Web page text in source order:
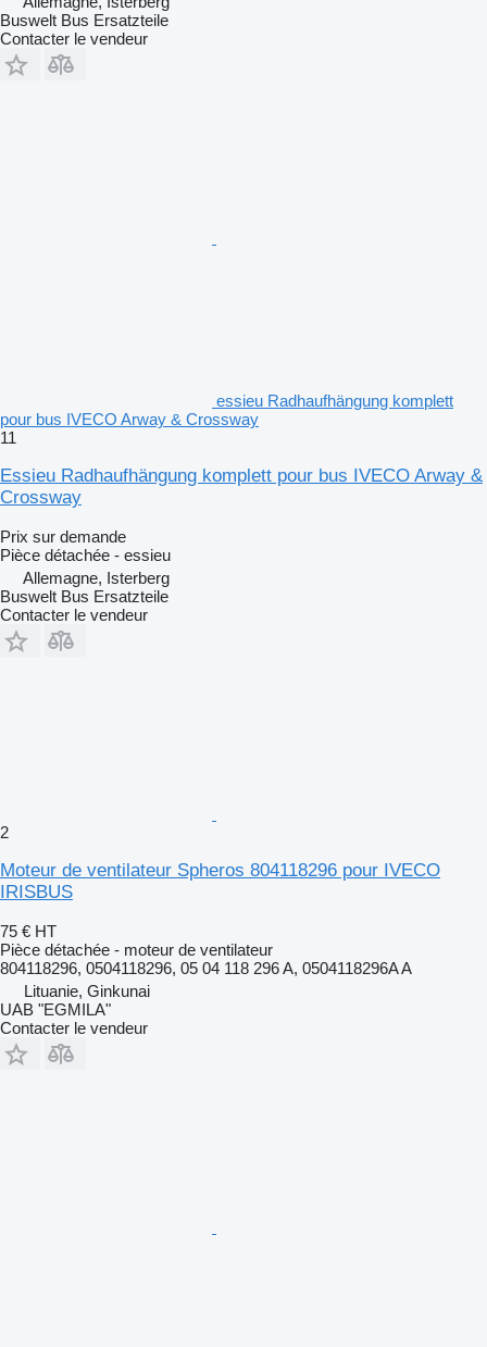
Buswelt Bus Ersatzteile
Contacter le vendeur
essieu Radhaufhängung komplett
pour bus IVECO Arway & Crossway
11
Essieu Radhaufhängung komplett pour bus IVECO Arway &
Crossway
Prix sur demande
Pièce détachée - essieu
Allemagne, Isterberg
Buswelt Bus Ersatzteile
Contacter le vendeur
2
Moteur de ventilateur Spheros 804118296 pour IVECO
IRISBUS
75 € HT
Pièce détachée - moteur de ventilateur
804118296, 0504118296, 05 04 118 296 A, 0504118296A A
Lituanie, Ginkunai
UAB "EGMILA"
Contacter le vendeur